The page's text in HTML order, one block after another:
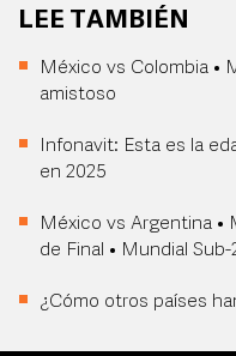
LEE TAMBIÉN
México vs Colombia •
amistoso
Infonavit: Esta es la
en 2025
México vs Argentina •
de Final • Mundial Sub-
¿Cómo otros países